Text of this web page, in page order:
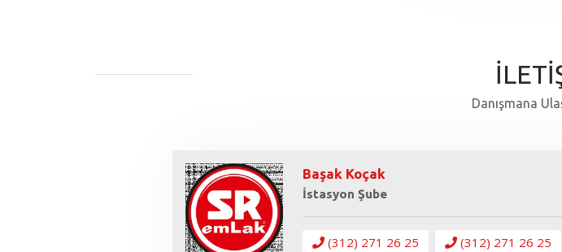
Danışmana
Başak Koçak
İstasyon Şube
(312) 271 26 25 (312) 271 26 25